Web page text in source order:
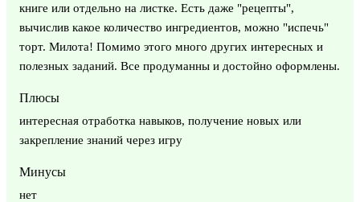
книге или отдельно на листке. Есть даже "рецепты",
вычислив какое количество ингредиентов, можно "испечь"
торт. Милота! Помимо этого много других интересных и
полезных заданий. Все продуманны и достойно оформлены.
Плюсы
интересная отработка навыков, получение новых или
закрепление знаний через игру
Минусы
нет